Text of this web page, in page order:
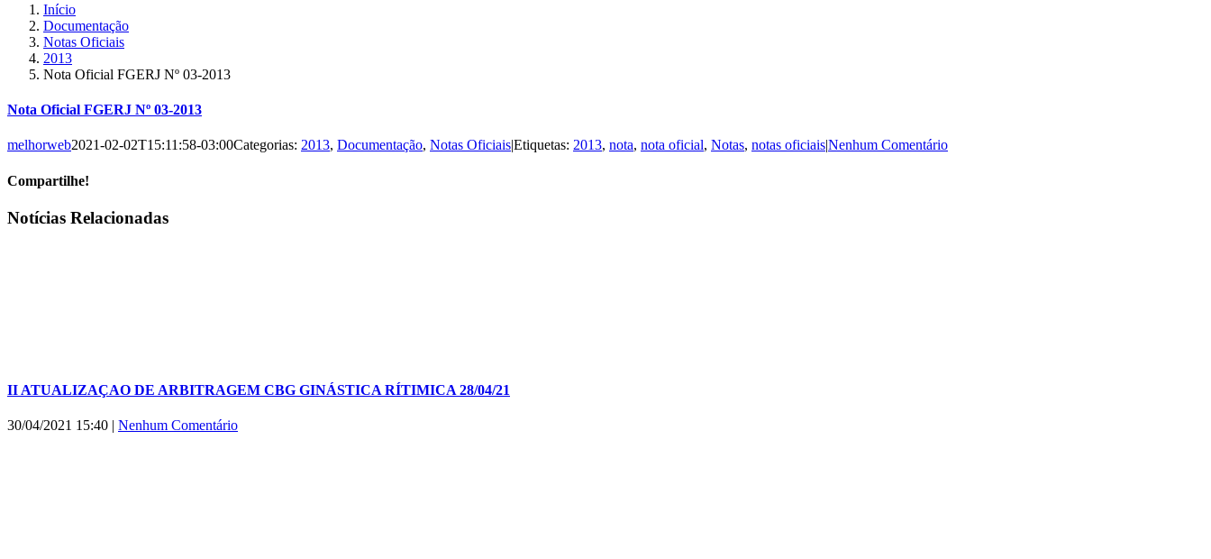
Início
Documentação
Notas Oficiais
2013
Nota Oficial FGERJ Nº 03-2013
Nota Oficial FGERJ Nº 03-2013
melhorweb2021-02-02T15:11:58-03:00Categorias: 2013, Documentação, Notas Oficiais|Etiquetas: 2013, nota, nota oficial, Notas, notas oficiais|Nenhum Comentário
Compartilhe!
Facebook
X
WhatsApp
E-
Notícias Relacionadas
II ATUALIZAÇAO DE ARBITRAGEM CBG GINÁSTICA RÍTIMICA 28/04/21
30/04/2021 15:40 | Nenhum Comentário